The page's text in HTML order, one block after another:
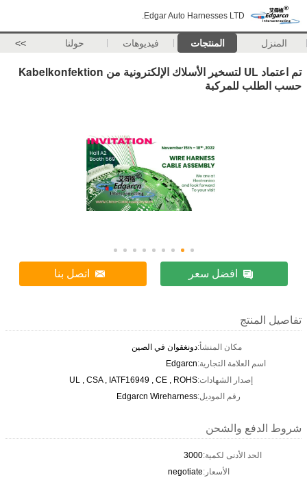
Edgar Auto Harnesses LTD.
المنزل المنتجات فيديوهات حولنا >>
تم اعتماد UL لتسخير الأسلاك الإلكترونية من Kabelkonfektion
حسب الطلب للمركبة
افضل سعر اتصل بنا
تفاصيل المنتج
مكان المنشأ:دونغقوان في الصين
اسم العلامة التجارية:Edgarcn
إصدار الشهادات:UL , CSA , IATF16949 , CE , ROHS
رقم الموديل:Edgarcn Wireharness
شروط الدفع والشحن
الحد الأدنى لكمية:3000
الأسعار:negotiate